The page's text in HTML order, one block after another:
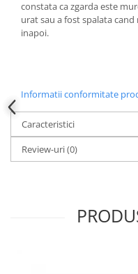
constata ca zgarda este
urat sau a fost spalata
inapoi.
Informatii conformitate
Caracteristici
Review-uri(0)